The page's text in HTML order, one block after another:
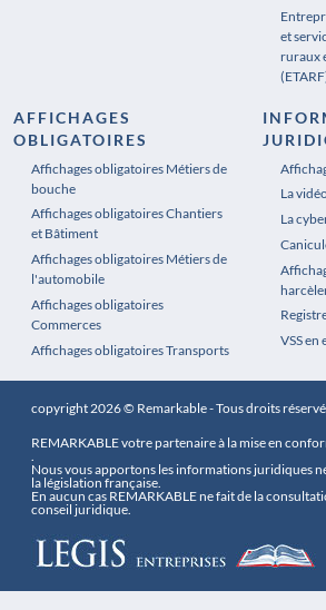
et
ruraux
AFFICHAGES
OBLIGATOIRES
Affichages obligatoires Métiers de
bouche
Affichages obligatoires Chantiers
et Bâtiment
Affichages obligatoires Métiers de
l'automobile
Affichages obligatoires
Commerces
Affichages obligatoires Transports
Affichages
La
La
VSS en
copyright 2026 © Remarkable - Tous droits
REMARKABLE votre partenaire à la mise en
.
Nous vous apportons les informations juridiques
la législation française.
En aucun cas REMARKABLE ne fait de la
conseil juridique.